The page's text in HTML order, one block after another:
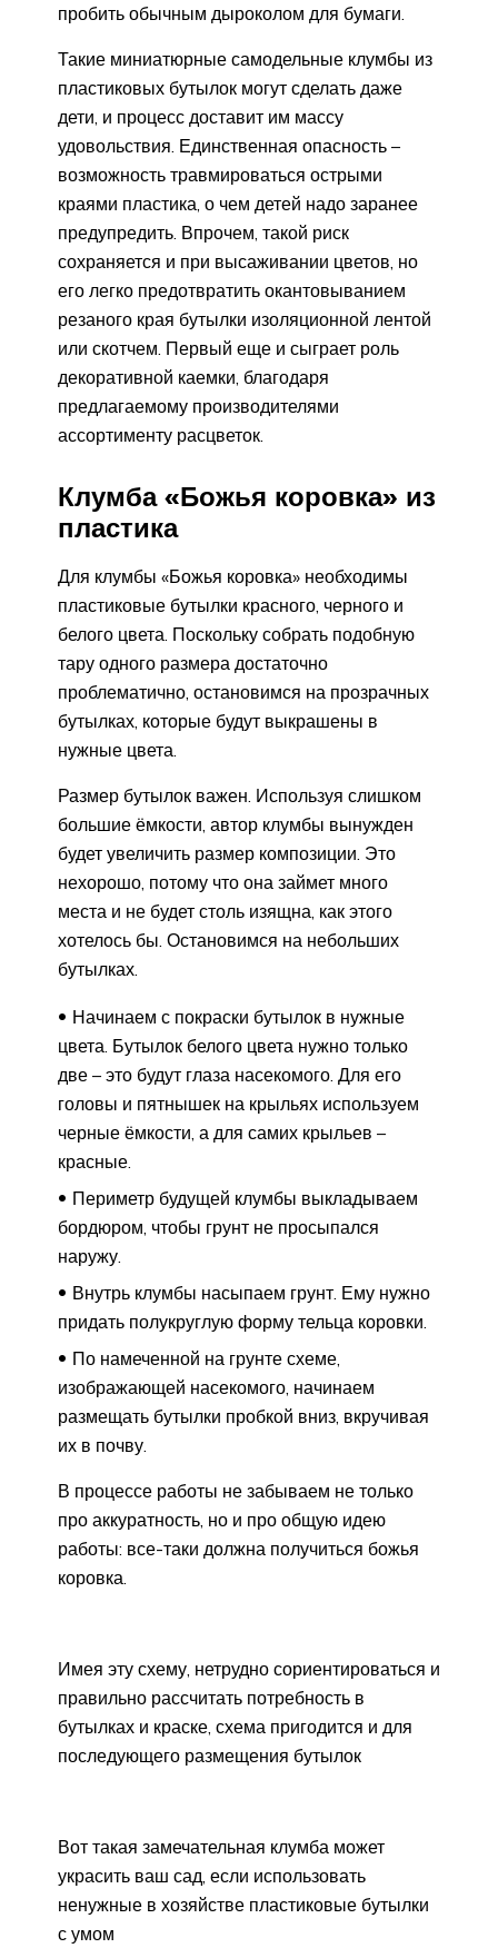
пробить обычным дыроколом для бумаги.
Такие миниатюрные самодельные клумбы из
пластиковых бутылок могут сделать даже
дети, и процесс доставит им массу
удовольствия. Единственная опасность –
возможность травмироваться острыми
краями пластика, о чем детей надо заранее
предупредить. Впрочем, такой риск
сохраняется и при высаживании цветов, но
его легко предотвратить окантовыванием
резаного края бутылки изоляционной лентой
или скотчем. Первый еще и сыграет роль
декоративной каемки, благодаря
предлагаемому производителями
ассортименту расцветок.
Клумба «Божья коровка» из
пластика
Для клумбы «Божья коровка» необходимы
пластиковые бутылки красного, черного и
белого цвета. Поскольку собрать подобную
тару одного размера достаточно
проблематично, остановимся на прозрачных
бутылках, которые будут выкрашены в
нужные цвета.
Размер бутылок важен. Используя слишком
большие ёмкости, автор клумбы вынужден
будет увеличить размер композиции. Это
нехорошо, потому что она займет много
места и не будет столь изящна, как этого
хотелось бы. Остановимся на небольших
бутылках.
Начинаем с покраски бутылок в нужные
цвета. Бутылок белого цвета нужно только
две – это будут глаза насекомого. Для его
головы и пятнышек на крыльях используем
черные ёмкости, а для самих крыльев –
красные.
Периметр будущей клумбы выкладываем
бордюром, чтобы грунт не просыпался
наружу.
Внутрь клумбы насыпаем грунт. Ему нужно
придать полукруглую форму тельца коровки.
По намеченной на грунте схеме,
изображающей насекомого, начинаем
размещать бутылки пробкой вниз, вкручивая
их в почву.
В процессе работы не забываем не только
про аккуратность, но и про общую идею
работы: все-таки должна получиться божья
коровка.
Имея эту схему, нетрудно сориентироваться и
правильно рассчитать потребность в
бутылках и краске, схема пригодится и для
последующего размещения бутылок
Вот такая замечательная клумба может
украсить ваш сад, если использовать
ненужные в хозяйстве пластиковые бутылки
с умом